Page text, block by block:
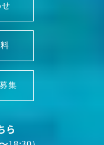
せ
集
ら